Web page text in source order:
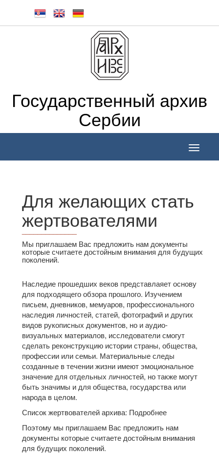
Государственный архив
Сербии
Toggle
Для желающих стать
жертвователями
______________
Мы приглашаем Вас предложить нам документы
которые считаете достойным внимания для будущих
поколений.
Наследие прошедших веков представлаяет основу
для подходящего обзора прошлого. Изучением
письем, дневников, мемуаров, профессионального
наследия личностей, статей, фотографий и других
видов рукописных документов, но и аудио-
визуальных материалов, исследователи смогут
сделать реконструкцию истории страны, общества,
профессии или семьи. Материальные следы
созданные в течении жизни имеют эмоциональное
значение для отдельных личностей, но также могут
быть значимы и для общества, государства или
народа в целом.
Список жертвователей архива: Подробнее
Поэтому мы приглашаем Вас предложить нам
документы которые считаете достойным внимания
для будущих поколений.